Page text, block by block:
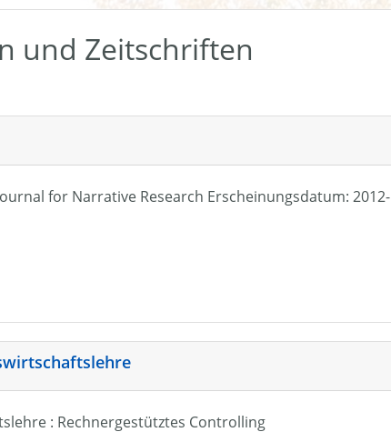
und Zeitschriften
for Narrative Research Erscheinungsdatum: 2012-
: Rechnergestütztes Controlling